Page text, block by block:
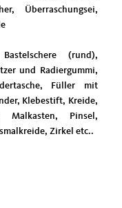
Überraschungsei,
(rund),
und Radiergummi,
Füller mit
Klebestift, Kreide,
Malkasten, Pinsel,
Zirkel etc..